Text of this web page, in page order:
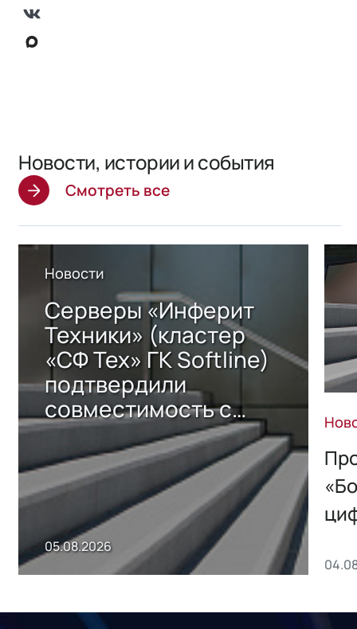
Новости, истории и события
Смотреть все
Новости
Серверы «Инферит
Техники» (кластер
«СФ Тех» ГК Softline)
подтвердили
совместимость с
решением Sharx
Storage 2.x для
хранения данных
05.08.2026